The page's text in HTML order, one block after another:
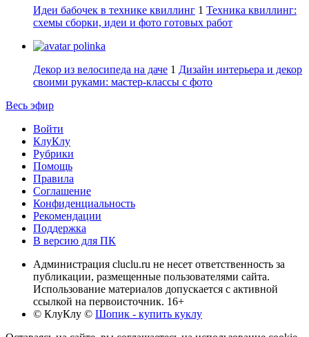
Идеи бабочек в технике квиллинг 1 Техника квиллинг:
схемы сборки, идеи и фото готовых работ
polinka
Декор из велосипеда на даче 1 Дизайн интерьера и декор
своими руками: мастер-классы с фото
Весь эфир
Войти
КлуКлу
Рубрики
Помощь
Правила
Соглашение
Конфиденциальность
Рекомендации
Поддержка
В версию для ПК
Администрация cluclu.ru не несет ответственность за
публикации, размещенные пользователями сайта.
Использование материалов допускается с активной
ссылкой на первоисточник. 16+
© КлуКлу © Шопик - купить куклу